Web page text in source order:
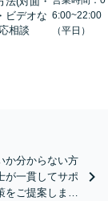
ビデオな
相談
6:00~22:00
（平日）
か分からない方
が一貫してサポ
をご提案しま